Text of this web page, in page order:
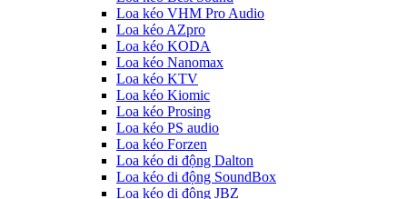
Loa kéo VHM Pro Audio
Loa kéo AZpro
Loa kéo KODA
Loa kéo Nanomax
Loa kéo KTV
Loa kéo Kiomic
Loa kéo Prosing
Loa kéo PS audio
Loa kéo Forzen
Loa kéo di động Dalton
Loa kéo di động SoundBox
Loa kéo di động JBZ